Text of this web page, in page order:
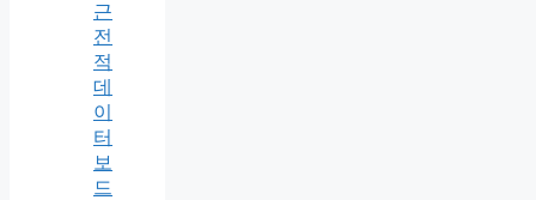
근
전
적
데
이
터
보
드